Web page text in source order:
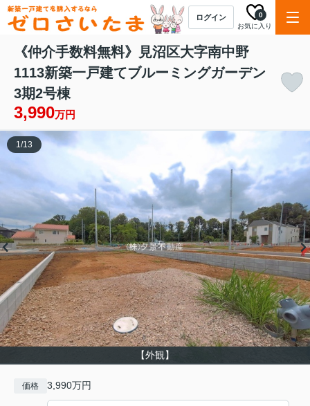
ログイン
お気に入り
0
《仲介手数料無料》見沼区大字南中野
1113新築一戸建てブルーミングガーデン
3期2号棟
3,990万円
【外観】
1/13
価格 3,990万円